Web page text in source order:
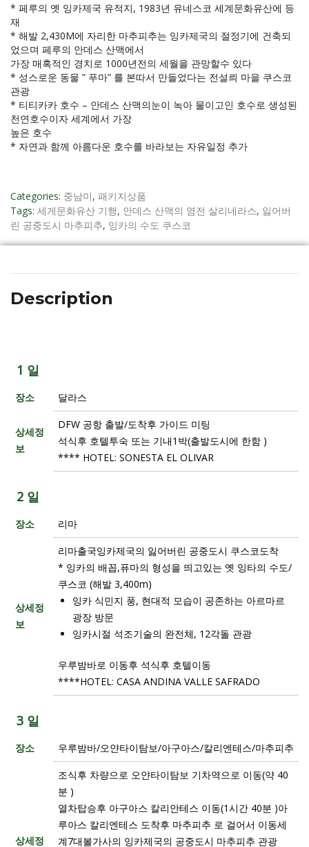
* 페루의 옛 잉카제국 유적지, 1983년 유네스코 세계문화유산에 등
재
* 해발 2,430M에 자리한 마추피추는 잉카제국의 절정기에 건축되
었으며 페루의 안데스 산맥에서
가장 매혹적인 경치로 1000년전의 세월을 관망할수 있다
* 성스로운 동물 ” 푸마” 를 본따서 만들었다는 전설릐 마을 쿠스코
관광
* 티티카카 호수 – 안데스 산맥의눈이 녹아 물이고인 호수로 생성된
천연호수이자 세계에서 가장
높은 호수
* 자연과 함께 아름다운 호수를 바라보는 자유일정 추가
Categories: 중남미, 패키지상품
Tags: 세게문화유산 기행, 안데스 산맥의 염전 살리네라스, 잃어버
린 공중도시 마추피추, 잉카의 수도 쿠스코
Description
1 일
장소 달라스
상세정
보
DFW 공항 출발/도착후 가이드 미팅
석식후 호텔투숙 또는 기내1박(출발도시에 한함 )
**** HOTEL: SONESTA EL OLIVAR
2 일
장소 리마
상세정
보
리마출국잉카제국의 잃어버린 공중도시 쿠스코도착
* 잉카의 배꼽,퓨마의 형성을 띄고있는 옛 잉타의 수도/
쿠스코 (해발 3,400m)
잉카 식민지 풍, 현대적 모습이 공존하는 아르마르
광장 방문
잉카시절 석조기술의 완전체, 12각돌 관광
우루밤바로 이동후 석식후 호텔이동
****HOTEL: CASA ANDINA VALLE SAFRADO
3 일
장소 우루밤바/오얀타이탐보/아구아스/칼리엔테스/마추피추
상세정
조식후 차량으로 오얀타이탐보 기차역으로 이동(약 40
분 )
열차탑승후 아구아스 칼리안테스 이동(1시간 40분 )아
루아스 칼리엔테스 도착후 마추피추 로 걸어서 이동세
계7대볼가사의 잉카제국의 공중도시 마추피추 관광